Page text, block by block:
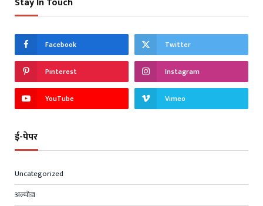
Facebook Twitter
Pinterest Instagram
YouTube Vimeo
ई-पेपर
Uncategorized
अल्मोड़ा